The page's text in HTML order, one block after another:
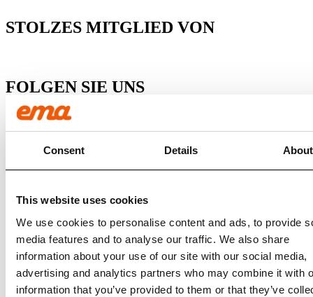
Consent Details About
This website uses cookies
We use cookies to personalise content and ads, to provide
media features and to analyse our traffic. We also share
information about your use of our site with our social media,
advertising and analytics partners who may combine it with
information that you’ve provided to them or that they’ve
STOLZES MITGLIED VON
FOLGEN SIE UNS
Facebook Instagram
search
Produkte
Asphaltschneider
Nivellierbalken mit Rolle
Nivellierbalken mit Klinge
Nivellierbalken mit Rolle und Messer
Nivellierbalken mit Schaufel
Bar planen
FELSLÖFFEL